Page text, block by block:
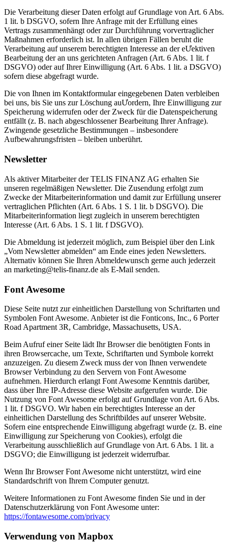
Die Verarbeitung dieser Daten erfolgt auf Grundlage von Art. 6 Abs.
1 lit. b DSGVO, sofern Ihre Anfrage mit der Erfüllung eines
Vertrags zusammenhängt oder zur Durchführung vorvertraglicher
Maßnahmen erforderlich ist. In allen übrigen Fällen beruht die
Verarbeitung auf unserem berechtigten Interesse an der eƯektiven
Bearbeitung der an uns gerichteten Anfragen (Art. 6 Abs. 1 lit. f
DSGVO) oder auf Ihrer Einwilligung (Art. 6 Abs. 1 lit. a DSGVO)
sofern diese abgefragt wurde.
Die von Ihnen im Kontaktformular eingegebenen Daten verbleiben
bei uns, bis Sie uns zur Löschung auƯordern, Ihre Einwilligung zur
Speicherung widerrufen oder der Zweck für die Datenspeicherung
entfällt (z. B. nach abgeschlossener Bearbeitung Ihrer Anfrage).
Zwingende gesetzliche Bestimmungen – insbesondere
Aufbewahrungsfristen – bleiben unberührt.
Newsletter
Als aktiver Mitarbeiter der TELIS FINANZ AG erhalten Sie
unseren regelmäßigen Newsletter. Die Zusendung erfolgt zum
Zwecke der Mitarbeiterinformation und damit zur Erfüllung unserer
vertraglichen Pflichten (Art. 6 Abs. 1 S. 1 lit. b DSGVO). Die
Mitarbeiterinformation liegt zugleich in unserem berechtigten
Interesse (Art. 6 Abs. 1 S. 1 lit. f DSGVO).
Die Abmeldung ist jederzeit möglich, zum Beispiel über den Link
„Vom Newsletter abmelden“ am Ende eines jeden Newsletters.
Alternativ können Sie Ihren Abmeldewunsch gerne auch jederzeit
an marketing@telis-finanz.de als E-Mail senden.
Font Awesome
Diese Seite nutzt zur einheitlichen Darstellung von Schriftarten und
Symbolen Font Awesome. Anbieter ist die Fonticons, Inc., 6 Porter
Road Apartment 3R, Cambridge, Massachusetts, USA.
Beim Aufruf einer Seite lädt Ihr Browser die benötigten Fonts in
ihren Browsercache, um Texte, Schriftarten und Symbole korrekt
anzuzeigen. Zu diesem Zweck muss der von Ihnen verwendete
Browser Verbindung zu den Servern von Font Awesome
aufnehmen. Hierdurch erlangt Font Awesome Kenntnis darüber,
dass über Ihre IP-Adresse diese Website aufgerufen wurde. Die
Nutzung von Font Awesome erfolgt auf Grundlage von Art. 6 Abs.
1 lit. f DSGVO. Wir haben ein berechtigtes Interesse an der
einheitlichen Darstellung des Schriftbildes auf unserer Website.
Sofern eine entsprechende Einwilligung abgefragt wurde (z. B. eine
Einwilligung zur Speicherung von Cookies), erfolgt die
Verarbeitung ausschließlich auf Grundlage von Art. 6 Abs. 1 lit. a
DSGVO; die Einwilligung ist jederzeit widerrufbar.
Wenn Ihr Browser Font Awesome nicht unterstützt, wird eine
Standardschrift von Ihrem Computer genutzt.
Weitere Informationen zu Font Awesome finden Sie und in der
Datenschutzerklärung von Font Awesome unter:
https://fontawesome.com/privacy
Verwendung von Mapbox